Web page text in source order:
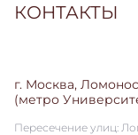
КОНТАКТЫ
г. Москва,
(метро
Пересечение улиц: